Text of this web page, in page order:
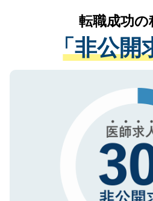
は、個人情報の取り扱
管理基準を満たした事
る、プライバシーマー
ご登録いただいた個人
で、機密保持に関して
かがいして、現在の医
経験をまじえながら、
させていただきます。
ない方には、長期的な
ので、まずはご登録く
転職成功の
「非公開